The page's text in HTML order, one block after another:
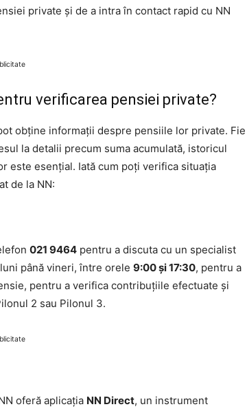
private și de a intra în contact rapid cu NN
verificarea pensiei private?
obține informații despre pensiile lor private. Fie
la detalii precum suma acumulată, istoricul
este esențial. Iată cum poți verifica situația
de la NN:
021 9464 pentru a discuta cu un specialist
până vineri, între orele 9:00 și 17:30, pentru a
pentru a verifica contribuțiile efectuate și
2 sau Pilonul 3.
oferă aplicația NN Direct, un instrument